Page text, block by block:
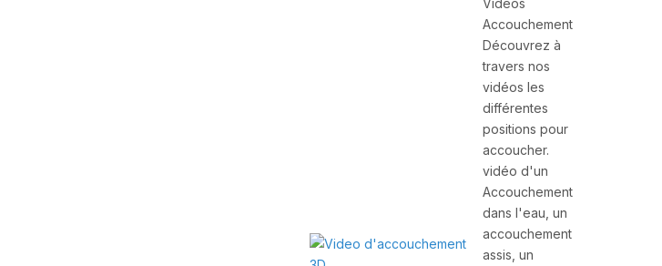
Videos
Accouchement
Découvrez à
travers nos
vidéos les
différentes
positions pour
accoucher.
vidéo d'un
Accouchement
dans l'eau, un
accouchement
assis, un